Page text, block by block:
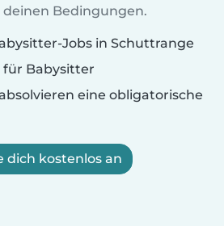
deinen Bedingungen.
Jobs in Schuttrange
für Babysitter
eine obligatorische
dich kostenlos an